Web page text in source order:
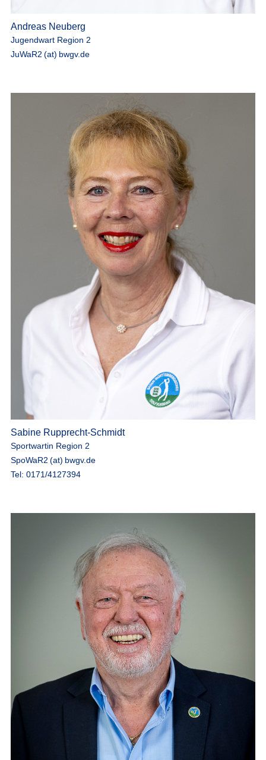
Andreas Neuberg
Jugendwart Region 2
JuWaR2 (at) bwgv.de
Sabine Rupprecht-Schmidt
Sportwartin Region 2
SpoWaR2 (at) bwgv.de
Tel: 0171/4127394